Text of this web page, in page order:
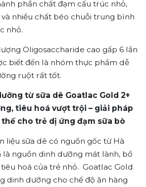
phần chất đạm cấu trúc nhỏ,
nhiều chất béo chuỗi trung bình
nhỏ.
Oligosaccharide cao gấp 6 lần
biết đến là nhóm thực phẩm dễ
ruột rất tốt.
từ sữa dê Goatlac Gold 2+
tiêu hoá vượt trội – giải pháp
cho trẻ dị ứng đạm sữa bò
liệu sữa dê có nguồn gốc từ Hà
là nguồn dinh dưỡng mát lành, bổ
hoá của trẻ nhỏ. Goatlac Gold
dinh dưỡng cho chế độ ăn hàng